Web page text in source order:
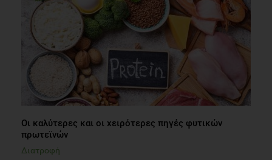
Οι καλύτερες και οι χειρότερες πηγές φυτικών
πρωτεϊνών
Διατροφή